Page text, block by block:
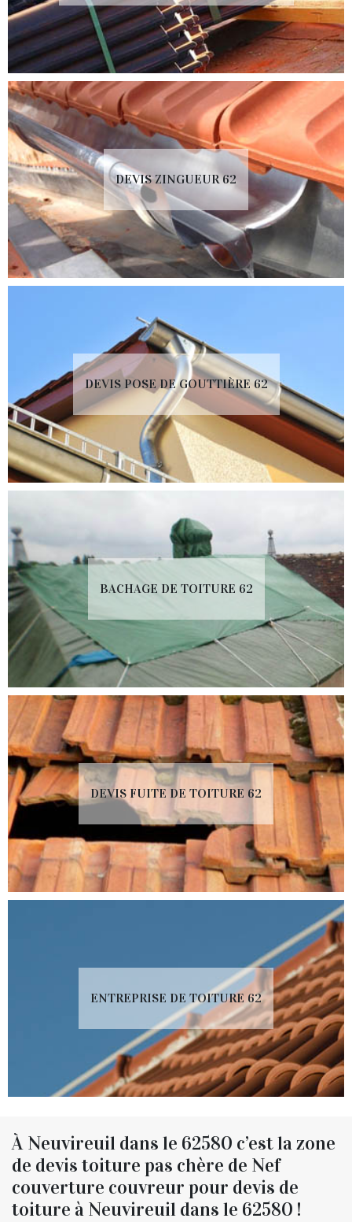
DEVIS ZINGUEUR 62
DEVIS POSE DE GOUTTIÈRE 62
BACHAGE DE TOITURE 62
DEVIS FUITE DE TOITURE 62
ENTREPRISE DE TOITURE 62
À Neuvireuil dans le 62580 c’est la zone
de devis toiture pas chère de Nef
couverture couvreur pour devis de
toiture à Neuvireuil dans le 62580 !